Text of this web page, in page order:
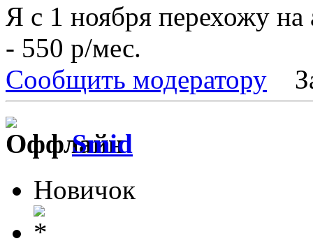
Я с 1 ноября перехожу
- 550 р/мес.
Сообщить модератору
Smid
Новичок